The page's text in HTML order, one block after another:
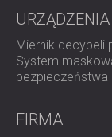
URZĄDZENIA
Miernik decybeli
System
bezpieczeństwa
FIRMA